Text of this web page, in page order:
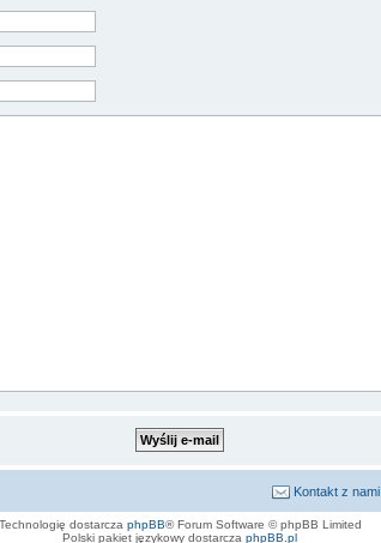
Kontakt z nami
Technologię dostarcza phpBB® Forum Software © phpBB Limited
Polski pakiet językowy dostarcza phpBB.pl